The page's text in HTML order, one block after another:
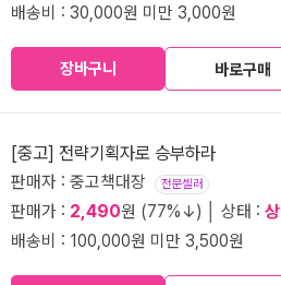
배송비 : 30,000원 미만 3,000원
장바구니 바로구매
[중고] 전략기획자로 승부하라
판매자 : 중고책대장 전문셀러
판매가 : 2,490원 (77%↓) │ 상태 : 상
배송비 : 100,000원 미만 3,500원